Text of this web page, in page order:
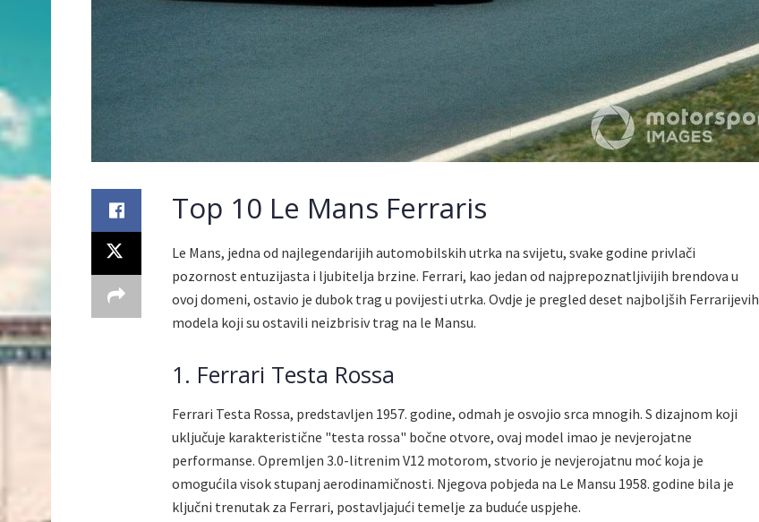
Top 10 Le Mans Ferraris
Le Mans, jedna od najlegendarijih automobilskih utrka na svijetu, svake godine privlači
pozornost entuzijasta i ljubitelja brzine. Ferrari, kao jedan od najprepoznatljivijih brendova u
ovoj domeni, ostavio je dubok trag u povijesti utrka. Ovdje je pregled deset najboljših Ferrarijevih
modela koji su ostavili neizbrisiv trag na le Mansu.
1. Ferrari Testa Rossa
Ferrari Testa Rossa, predstavljen 1957. godine, odmah je osvojio srca mnogih. S dizajnom koji
uključuje karakteristične "testa rossa" bočne otvore, ovaj model imao je nevjerojatne
performanse. Opremljen 3.0-litrenim V12 motorom, stvorio je nevjerojatnu moć koja je
omogućila visok stupanj aerodinamičnosti. Njegova pobjeda na Le Mansu 1958. godine bila je
ključni trenutak za Ferrari, postavljajući temelje za buduće uspjehe.